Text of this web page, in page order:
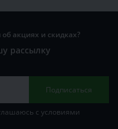
акциях и скидках?
рассылку
Подписаться
с условиями